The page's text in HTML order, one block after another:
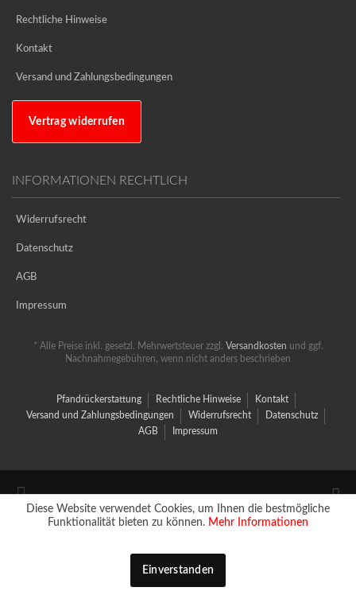
Rechtliche Hinweise
Kontakt
Versand und Zahlungsbedingungen
Vertrag widerrufen
INFORMATIONEN RECHTLICH
Widerrufsrecht
Datenschutz
AGB
Impressum
* Alle Preise inkl. gesetzl. Mehrwertsteuer zzgl. Versandkosten und ggf.
Nachnahmegebühren, wenn nicht anders beschrieben
Pfandrückerstattung Rechtliche Hinweise
Kontakt
Versand und Zahlungsbedingungen
Widerrufsrecht
Datenschutz
AGB
Impressum
Diese Website verwendet Cookies, um Ihnen die bestmögliche
Funktionalität bieten zu können. Mehr Informationen
Einverstanden